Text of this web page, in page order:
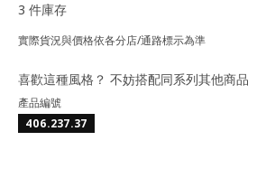
3 件庫存
實際貨況與價格依各分店/通路標示為準
喜歡這種風格？ 不妨搭配同系列其他商品
產品編號
406.237.37